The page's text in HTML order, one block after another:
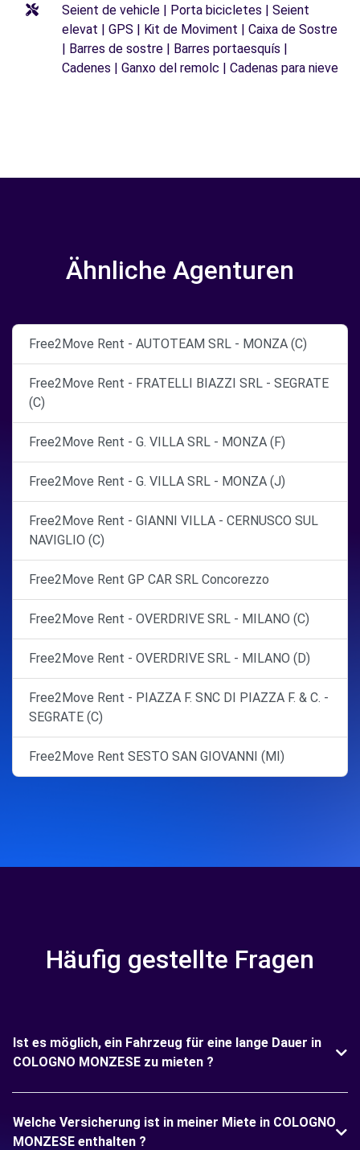
Seient de vehicle | Porta bicicletes | Seient
elevat | GPS | Kit de Moviment | Caixa de Sostre
| Barres de sostre | Barres portaesquís |
Cadenes | Ganxo del remolc | Cadenas para nieve
Ähnliche Agenturen
Free2Move Rent - AUTOTEAM SRL - MONZA (C)
Free2Move Rent - FRATELLI BIAZZI SRL - SEGRATE
(C)
Free2Move Rent - G. VILLA SRL - MONZA (F)
Free2Move Rent - G. VILLA SRL - MONZA (J)
Free2Move Rent - GIANNI VILLA - CERNUSCO SUL
NAVIGLIO (C)
Free2Move Rent GP CAR SRL Concorezzo
Free2Move Rent - OVERDRIVE SRL - MILANO (C)
Free2Move Rent - OVERDRIVE SRL - MILANO (D)
Free2Move Rent - PIAZZA F. SNC DI PIAZZA F. & C. -
SEGRATE (C)
Free2Move Rent SESTO SAN GIOVANNI (MI)
Häufig gestellte Fragen
Ist es möglich, ein Fahrzeug für eine lange Dauer in
COLOGNO MONZESE zu mieten ?
Welche Versicherung ist in meiner Miete in COLOGNO
MONZESE enthalten ?